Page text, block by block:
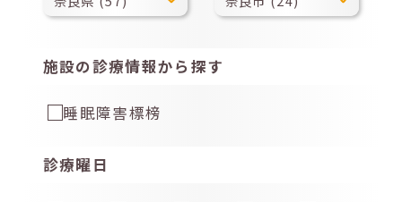
施設の診療情報から探す
睡眠障害標榜
診療曜日